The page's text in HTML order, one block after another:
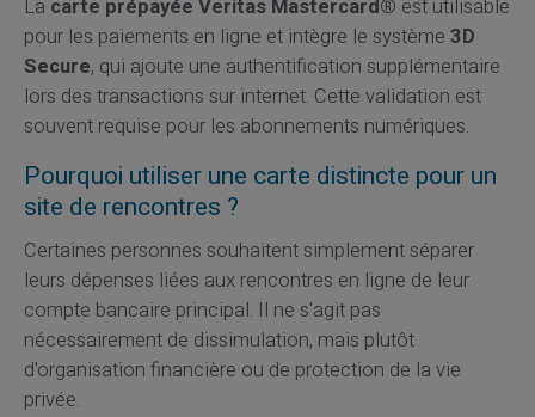
La carte prépayée Veritas Mastercard® est utilisable
pour les paiements en ligne et intègre le système 3D
Secure, qui ajoute une authentification supplémentaire
lors des transactions sur internet. Cette validation est
souvent requise pour les abonnements numériques.
Pourquoi utiliser une carte distincte pour un
site de rencontres ?
Certaines personnes souhaitent simplement séparer
leurs dépenses liées aux rencontres en ligne de leur
compte bancaire principal. Il ne s'agit pas
nécessairement de dissimulation, mais plutôt
d'organisation financière ou de protection de la vie
privée.